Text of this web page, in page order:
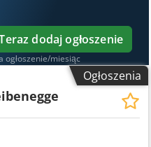
dodaj ogłoszenie
ogłoszenie/miesiąc
Ogłoszenia